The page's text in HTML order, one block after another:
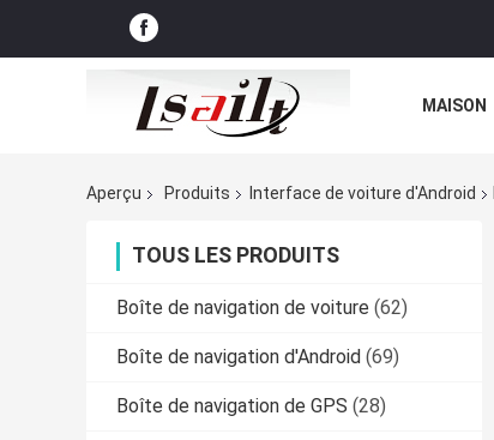
MAISON
Aperçu
Produits Interface de voiture d'Android
TOUS LES PRODUITS
Boîte de navigation de voiture (62)
Boîte de navigation d'Android (69)
Boîte de navigation de GPS (28)